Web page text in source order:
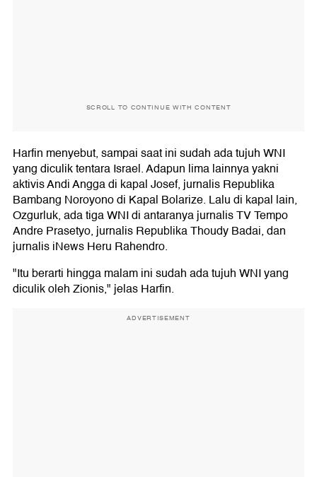
SCROLL TO CONTINUE WITH CONTENT
Harfin menyebut, sampai saat ini sudah ada tujuh WNI
yang diculik tentara Israel. Adapun lima lainnya yakni
aktivis Andi Angga di kapal Josef, jurnalis Republika
Bambang Noroyono di Kapal Bolarize. Lalu di kapal lain,
Ozgurluk, ada tiga WNI di antaranya jurnalis TV Tempo
Andre Prasetyo, jurnalis Republika Thoudy Badai, dan
jurnalis iNews Heru Rahendro.
"Itu berarti hingga malam ini sudah ada tujuh WNI yang
diculik oleh Zionis," jelas Harfin.
ADVERTISEMENT